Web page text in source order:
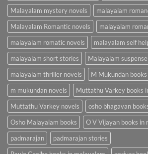
Malayalam mystery novels
malayalam
Malayalam Romantic novels
malayalam
malayalam romatic novels
malayalam self
malayalam short stories
Malayalam
malayalam thriller novels
M Mukundan
m mukundan novels
Muttathu Varkey books
Muttathu Varkey novels
osho bhagavan
Osho Malayalam books
O V Vijayan books in
padmarajan
padmarajan stories